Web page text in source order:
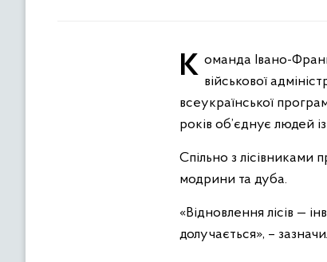
Команда Івано-Франківської ОДА разом із головою обласної державної адміністрації – начальницею обласної військової
всеукраїнської
років об’єднує людей
Спільно з лісівниками
модрини та дуба.
«Відновлення лісів —
долучається», –